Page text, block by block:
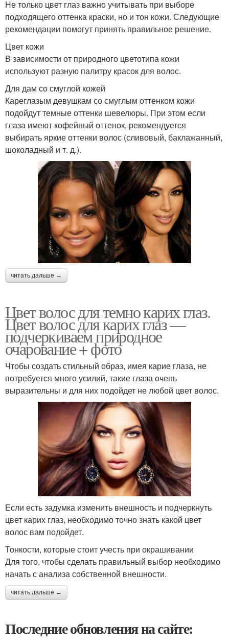
Не только цвет глаз важно учитывать при выборе
подходящего оттенка краски, но и тон кожи. Следующие
рекомендации помогут принять правильное решение.
Цвет кожи
В зависимости от природного цветотипа кожи
используют разную палитру красок для волос.
Для дам со смуглой кожей
Кареглазым девушкам со смуглым оттенком кожи
подойдут темные оттенки шевелюры. При этом если
глаза имеют кофейный оттенок, рекомендуется
выбирать яркие оттенки волос (сливовый, баклажанный,
шоколадный и т. д.).
читать дальше →
Цвет волос для темно карих глаз.
Цвет волос для карих глаз —
подчеркиваем природное
очарование + фото
Чтобы создать стильный образ, имея карие глаза, не
потребуется много усилий, такие глаза очень
выразительны и для них подойдет не любой цвет волос.
Если есть задумка изменить внешность и подчеркнуть
цвет карих глаз, необходимо точно знать какой цвет
волос вам подойдет.
Тонкости, которые стоит учесть при окрашивании
Для того, чтобы сделать правильный выбор необходимо
начать с анализа собственной внешности.
читать дальше →
Последние обновления на сайте: